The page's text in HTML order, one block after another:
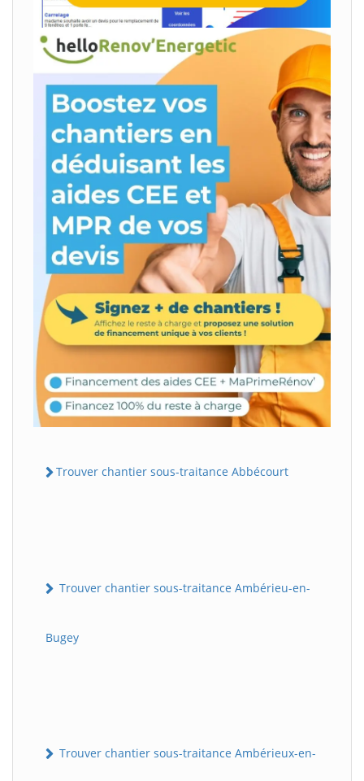
Trouver chantier sous-traitance Abbécourt
Trouver chantier sous-traitance Ambérieu-en-
Bugey
Trouver chantier sous-traitance Ambérieux-en-